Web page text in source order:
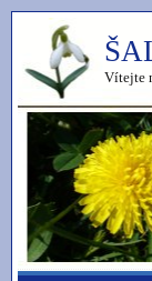
Vítejte